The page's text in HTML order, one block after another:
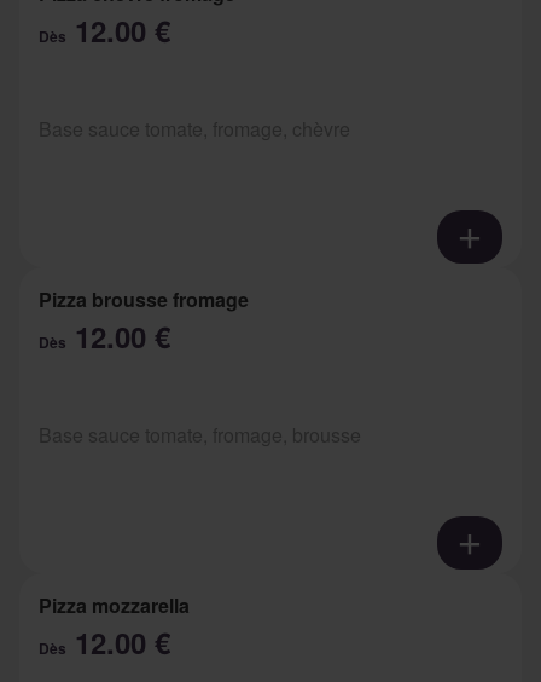
Dès 12.00 €
Pizza brousse fromage
Dès 12.00 €
Pizza mozzarella
Dès 12.00 €